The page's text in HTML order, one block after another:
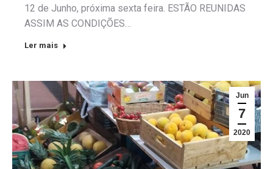
12 de Junho, próxima sexta feira. ESTÃO REUNIDAS
ASSIM AS CONDIÇÕES…
Ler mais
Jun
7
2020